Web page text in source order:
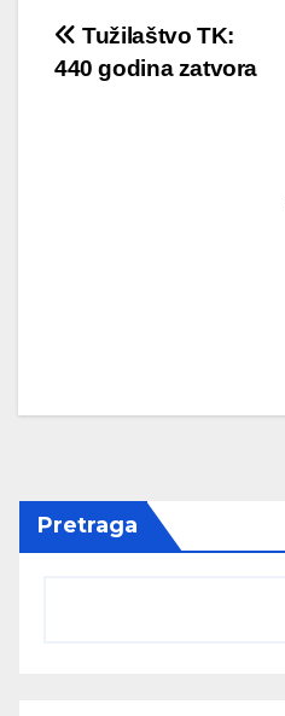
Post
navigation
Tužilaštvo TK:
440 godina zatvora
Pretraga